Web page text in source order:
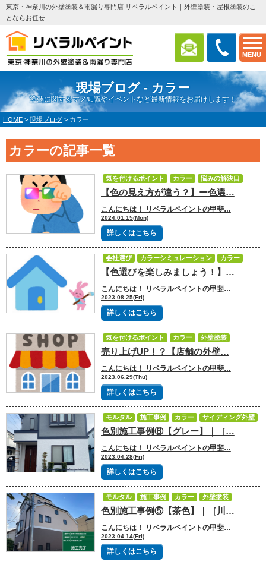
MENU
東京・神奈川の外壁塗装＆雨漏り専門店 リベラルペイント｜外壁塗装・屋根塗装のこ
とならお任せ
現場ブログ - カラー
塗装に関するマメ知識やイベントなど最新情報をお届けします！
HOME > 現場ブログ > カラー
カラーの記事一覧
【色の見え方が違う？】ー色選…
こんにちは！ リベラルペイントの甲斐…
2024.01.15(Mon)
詳しくはこちら
気を付けるポイント カラー
悩みの解決口
塗装の豆知識
【色選びを楽しみましょう！】…
こんにちは！ リベラルペイントの甲斐…
2023.08.25(Fri)
詳しくはこちら
会社選び カラーシミュレーション
カラー
屋根塗装
外壁塗装
売り上げUP！？【店舗の外壁…
こんにちは！ リベラルペイントの甲斐…
2023.06.29(Thu)
詳しくはこちら
気を付けるポイント カラー 外壁塗装
色別施工事例⑥【グレー】｜［…
こんにちは！ リベラルペイントの甲斐…
2023.04.28(Fri)
詳しくはこちら
モルタル 施工事例 カラー
サイディング外壁
外壁塗装
色別施工事例⑤【茶色】｜［川…
こんにちは！ リベラルペイントの甲斐…
2023.04.14(Fri)
詳しくはこちら
モルタル 施工事例 カラー 外壁塗装